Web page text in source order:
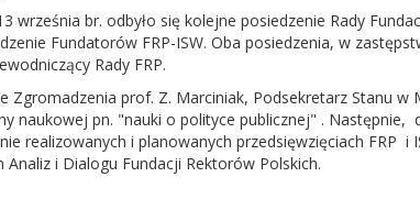
września br. odbyło się kolejne posiedzenie Rady
Fundatorów FRP-ISW. Oba posiedzenia, w
Rady FRP.
Zgromadzenia prof. Z. Marciniak, Podsekretarz Stanu
naukowej pn. "nauki o polityce publicznej" .
realizowanych i planowanych przedsięwzięciach FRP
Analiz i Dialogu Fundacji Rektorów Polskich.